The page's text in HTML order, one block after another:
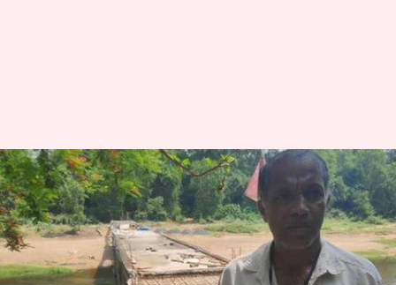
ओडिशाः अपनी पेंशन के पैसों से नदी
पर पुल बनवा रहा पूर्व सरकारी
कर्मचारी
लेखन प्रमोद कुमार Jun 07, 2019 02:57 pm